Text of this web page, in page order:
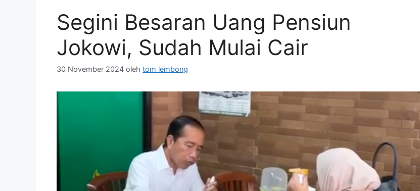
Segini Besaran Uang Pensiun
Jokowi, Sudah Mulai Cair
30 November 2024 oleh tom lembong